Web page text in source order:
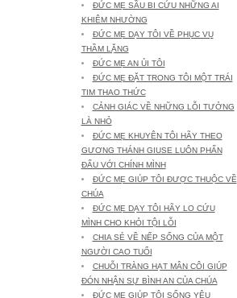
ĐỨC MẸ SẦU BI CỨU NHỮNG AI
KHIÊM NHƯỜNG
ĐỨC MẸ DẠY TÔI VỀ PHỤC VỤ
THẦM LẶNG
ĐỨC MẸ AN ỦI TÔI
ĐỨC MẸ ĐẶT TRONG TÔI MỘT TRÁI
TIM THAO THỨC
CẢNH GIÁC VỀ NHỮNG LỖI TƯỞNG
LÀ NHỎ
ĐỨC MẸ KHUYÊN TÔI HÃY THEO
GƯƠNG THÁNH GIUSE LUÔN PHẤN
ĐẤU VỚI CHÍNH MÌNH
ĐỨC MẸ GIÚP TÔI ĐƯỢC THUỘC VỀ
CHÚA
ĐỨC MẸ DẠY TÔI HÃY LO CỨU
MÌNH CHO KHỎI TỘI LỖI
CHIA SẺ VỀ NẾP SỐNG CỦA MỘT
NGƯỜI CAO TUỔI
CHUỖI TRÀNG HẠT MÂN CÔI GIÚP
ĐÓN NHẬN SỰ BÌNH AN CỦA CHÚA
ĐỨC MẸ GIÚP TÔI SỐNG YÊU